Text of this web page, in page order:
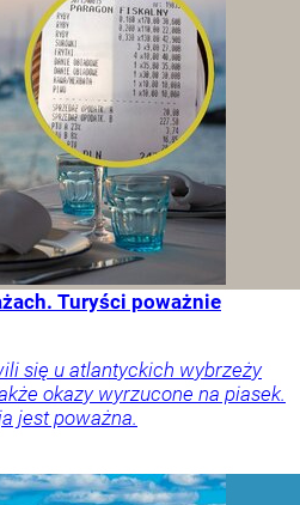
Turyści poważnie
się u atlantyckich wybrzeży
okazy wyrzucone na piasek.
jest poważna.